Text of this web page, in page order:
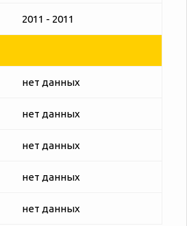
2011 - 2011
нет данных
нет данных
нет данных
нет данных
нет данных